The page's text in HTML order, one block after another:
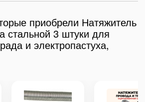
приобрели Натяжитель
стальной 3 штуки для
и электропастуха,